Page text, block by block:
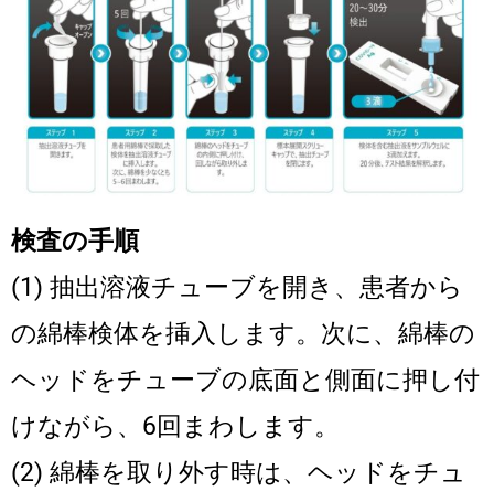
検査の手順
(1) 抽出溶液チューブを開き、患者から
の綿棒検体を挿入します。次に、綿棒の
ヘッドをチューブの底面と側面に押し付
けながら、6回まわします。
(2) 綿棒を取り外す時は、ヘッドをチュ